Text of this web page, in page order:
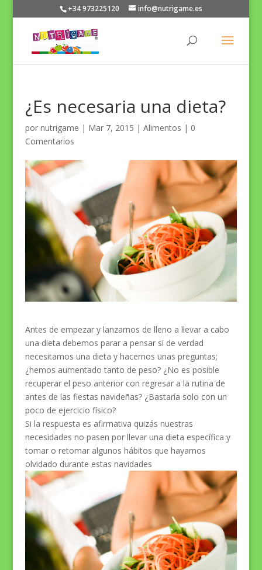
+34 973225120 info@nutrigame.es
¿Es necesaria una dieta?
por nutrigame | Mar 7, 2015 | Alimentos | 0
Comentarios
Antes de empezar y lanzarnos de lleno a llevar a cabo
una dieta debemos parar a pensar si de verdad
necesitamos una dieta y hacernos unas preguntas;
¿hemos aumentado tanto de peso? ¿No es posible
recuperar el peso anterior con regresar a la rutina de
antes de las fiestas navideñas? ¿Bastaría solo con un
poco de ejercicio físico?
Si la respuesta es afirmativa quizás nuestras
necesidades no pasen por llevar una dieta específica y
tomar o retomar algunos hábitos que hayamos
olvidado durante estas navidades